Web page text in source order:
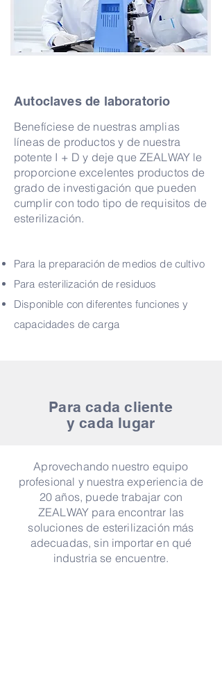
Autoclaves de laboratorio
Benefíciese de nuestras amplias
líneas de productos y de nuestra
potente I + D y deje que ZEALWAY le
proporcione excelentes productos de
grado de investigación que pueden
cumplir con todo tipo de requisitos de
esterilización.
Para la preparación de medios de cultivo
Para esterilización de residuos
Disponible con diferentes funciones y
capacidades de carga
Para cada cliente
y cada lugar
Aprovechando nuestro equipo
profesional y nuestra experiencia de
20 años, puede trabajar con
ZEALWAY para encontrar las
soluciones de esterilización más
adecuadas, sin importar en qué
industria se encuentre.